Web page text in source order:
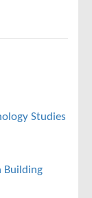
Studies
Building